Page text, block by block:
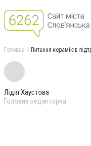
Головна Питання кераміків
Лідія Хаустова
Головна редакторка